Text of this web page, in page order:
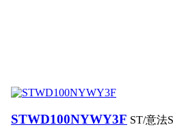
STWD100NYWY3F ST/意法